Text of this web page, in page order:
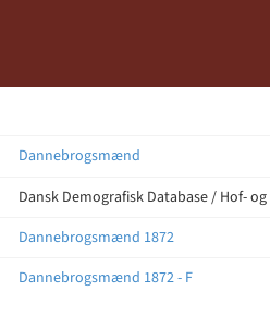
Dannebrogsmænd
Dansk Demografisk Database / Hof-
Dannebrogsmænd 1872
Dannebrogsmænd 1872 - F